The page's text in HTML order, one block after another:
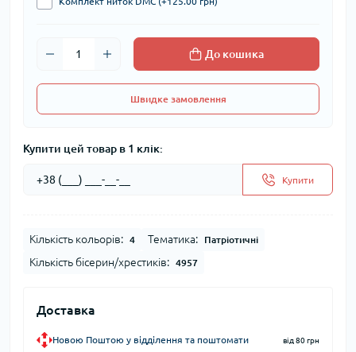
До кошика
Швидке замовлення
Купити цей товар в 1 клік:
Купити
Кількість кольорів: 4 Тематика: Патріотичні
Кількість бісерин/хрестиків: 4957
Доставка
Новою Поштою у відділення та поштомати від 80 грн